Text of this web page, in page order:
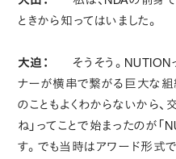
ときから知ってはいました。
大迫：
そうそう。
ナーが横串で繋がる巨大な組
のこともよくわからないから、
ね」ってことで始まったのが「
す。でも当時はアワード形式